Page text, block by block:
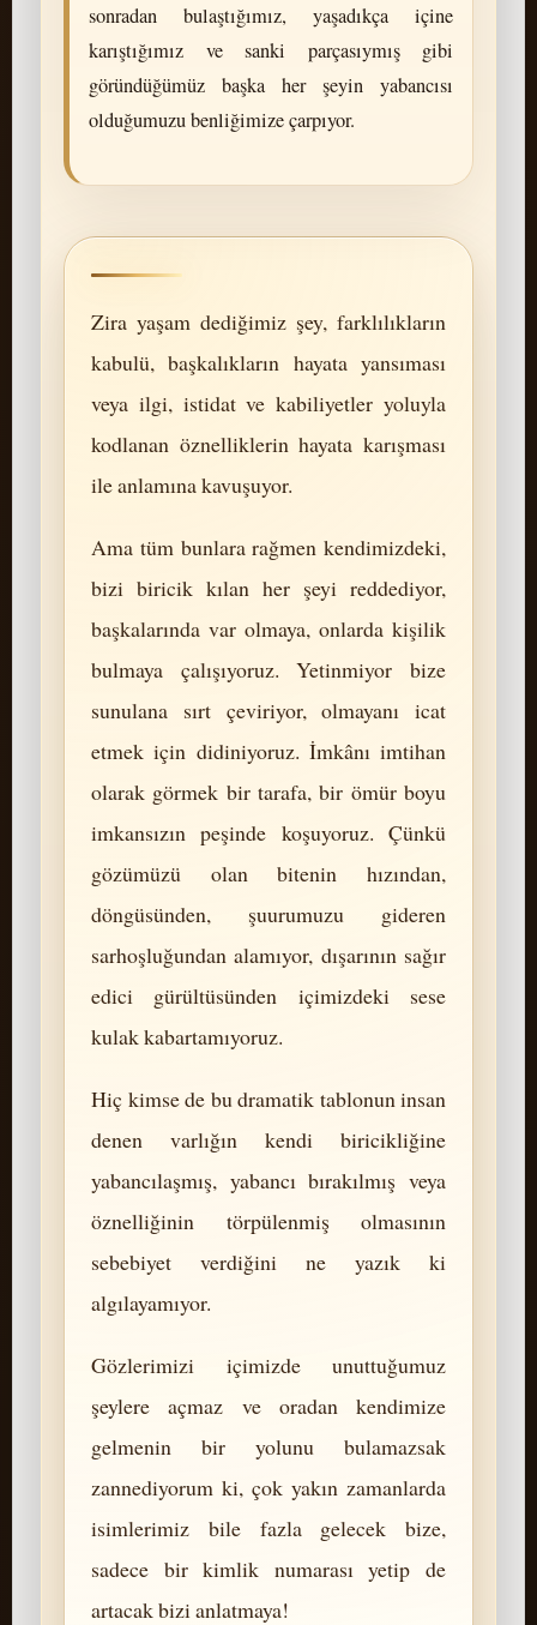
sonradan bulaştığımız, yaşadıkça içine
karıştığımız ve sanki parçasıymış gibi
göründüğümüz başka her şeyin yabancısı
olduğumuzu benliğimize çarpıyor.
Zira yaşam dediğimiz şey, farklılıkların
kabulü, başkalıkların hayata yansıması
veya ilgi, istidat ve kabiliyetler yoluyla
kodlanan öznelliklerin hayata karışması
ile anlamına kavuşuyor.
Ama tüm bunlara rağmen kendimizdeki,
bizi biricik kılan her şeyi reddediyor,
başkalarında var olmaya, onlarda kişilik
bulmaya çalışıyoruz. Yetinmiyor bize
sunulana sırt çeviriyor, olmayanı icat
etmek için didiniyoruz. İmkânı imtihan
olarak görmek bir tarafa, bir ömür boyu
imkansızın peşinde koşuyoruz. Çünkü
gözümüzü olan bitenin hızından,
döngüsünden, şuurumuzu gideren
sarhoşluğundan alamıyor, dışarının sağır
edici gürültüsünden içimizdeki sese
kulak kabartamıyoruz.
Hiç kimse de bu dramatik tablonun insan
denen varlığın kendi biricikliğine
yabancılaşmış, yabancı bırakılmış veya
öznelliğinin törpülenmiş olmasının
sebebiyet verdiğini ne yazık ki
algılayamıyor.
Gözlerimizi içimizde unuttuğumuz
şeylere açmaz ve oradan kendimize
gelmenin bir yolunu bulamazsak
zannediyorum ki, çok yakın zamanlarda
isimlerimiz bile fazla gelecek bize,
sadece bir kimlik numarası yetip de
artacak bizi anlatmaya!